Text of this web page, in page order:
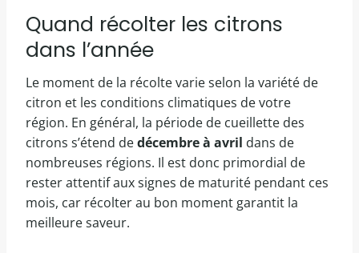
Quand récolter les citrons
dans l’année
Le moment de la récolte varie selon la variété de
citron et les conditions climatiques de votre
région. En général, la période de cueillette des
citrons s’étend dedécembre à avril dans de
nombreuses régions. Il est donc primordial de
rester attentif aux signes de maturité pendant ces
mois, car récolter au bon moment garantit la
meilleure saveur.